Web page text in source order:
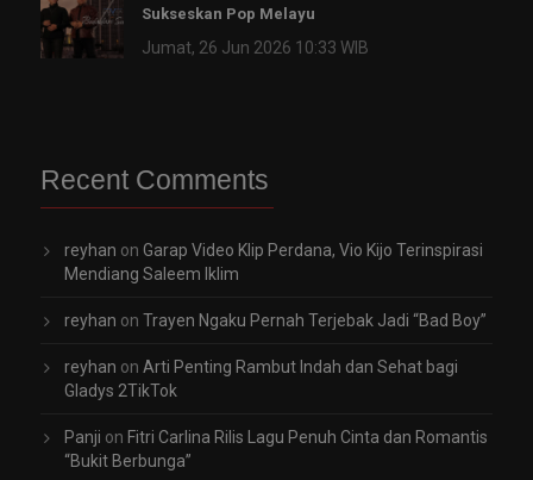
Sukseskan Pop Melayu
Jumat, 26 Jun 2026 10:33 WIB
Recent Comments
reyhan on Garap Video Klip Perdana, Vio Kijo Terinspirasi
Mendiang Saleem Iklim
reyhan on Trayen Ngaku Pernah Terjebak Jadi “Bad Boy”
reyhan on Arti Penting Rambut Indah dan Sehat bagi
Gladys 2TikTok
Panji on Fitri Carlina Rilis Lagu Penuh Cinta dan Romantis
“Bukit Berbunga”